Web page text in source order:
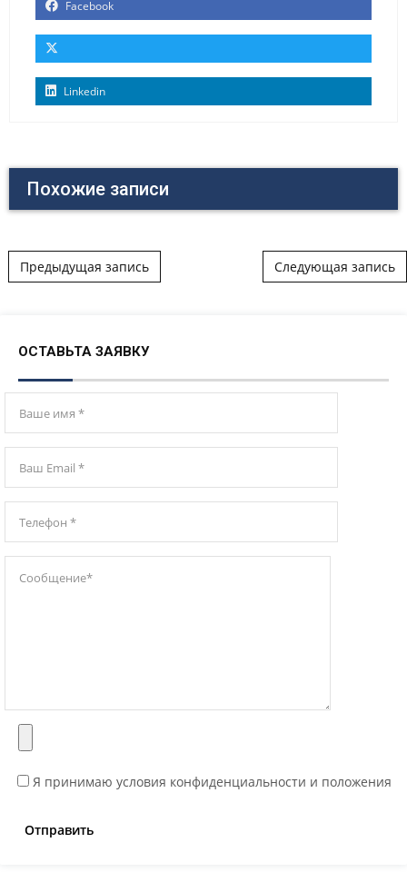
Facebook
Linkedin
Похожие записи
Post navigation
Предыдущая запись Следующая запись
ОСТАВЬТА ЗАЯВКУ
Я принимаю условия конфиденциальности и положения